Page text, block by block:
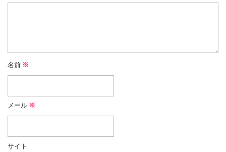
名前 ※
メール ※
サイト